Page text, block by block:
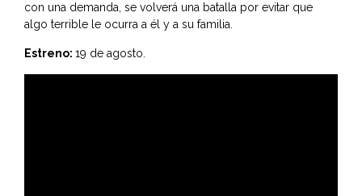
con una demanda, se volverá una batalla por evitar que
algo terrible le ocurra a él y a su familia.
Estreno: 19 de agosto.